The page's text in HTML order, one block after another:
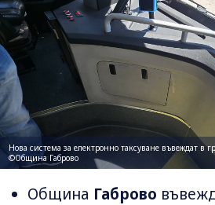
Нова система за електронно таксуване въвеждат в
©Община Габрово
Община Габрово